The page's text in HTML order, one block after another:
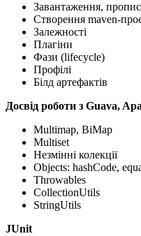
Завантаження,
Створення maven-
Залежності
Плагіни
Фази (lifecycle)
Профілі
Білд артефактів
Досвід роботи з Guava,
Multimap, BiMap
Multiset
Незмінні колекції
Objects: hashCode,
Throwables
CollectionUtils
StringUtils
JUnit